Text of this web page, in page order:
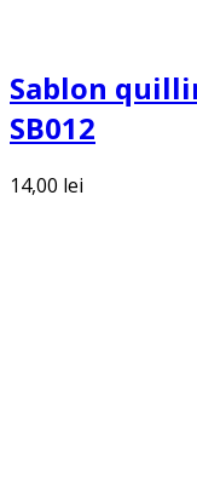
Sablon
SB012
14,00 lei